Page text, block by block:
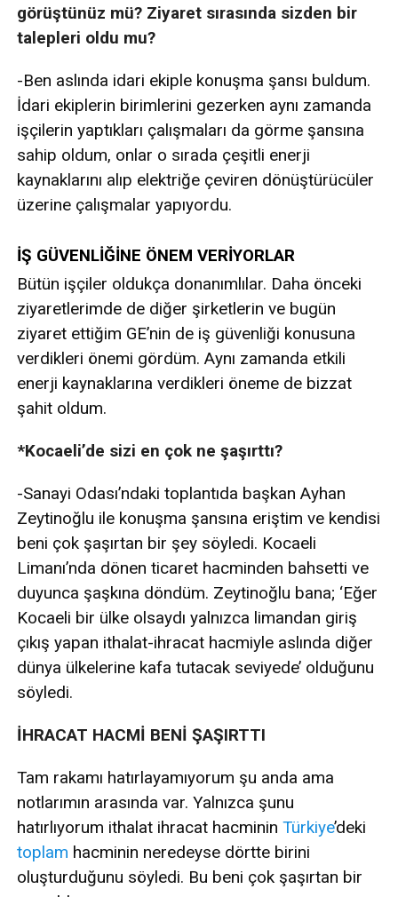
görüştünüz mü? Ziyaret sırasında sizden bir
talepleri oldu mu?
-Ben aslında idari ekiple konuşma şansı buldum.
İdari ekiplerin birimlerini gezerken aynı zamanda
işçilerin yaptıkları çalışmaları da görme şansına
sahip oldum, onlar o sırada çeşitli enerji
kaynaklarını alıp elektriğe çeviren dönüştürücüler
üzerine çalışmalar yapıyordu.
İŞ GÜVENLİĞİNE ÖNEM VERİYORLAR
Bütün işçiler oldukça donanımlılar. Daha önceki
ziyaretlerimde de diğer şirketlerin ve bugün
ziyaret ettiğim GE’nin de iş güvenliği konusuna
verdikleri önemi gördüm. Aynı zamanda etkili
enerji kaynaklarına verdikleri öneme de bizzat
şahit oldum.
*Kocaeli’de sizi en çok ne şaşırttı?
-Sanayi Odası’ndaki toplantıda başkan Ayhan
Zeytinoğlu ile konuşma şansına eriştim ve kendisi
beni çok şaşırtan bir şey söyledi. Kocaeli
Limanı’nda dönen ticaret hacminden bahsetti ve
duyunca şaşkına döndüm. Zeytinoğlu bana; ‘Eğer
Kocaeli bir ülke olsaydı yalnızca limandan giriş
çıkış yapan ithalat-ihracat hacmiyle aslında diğer
dünya ülkelerine kafa tutacak seviyede’ olduğunu
söyledi.
İHRACAT HACMİ BENİ ŞAŞIRTTI
Tam rakamı hatırlayamıyorum şu anda ama
notlarımın arasında var. Yalnızca şunu
hatırlıyorum ithalat ihracat hacminin Türkiye’deki
toplam hacminin neredeyse dörtte birini
oluşturduğunu söyledi. Bu beni çok şaşırtan bir